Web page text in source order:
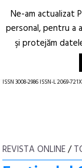
Arhitectură.
Oraș.
ISSN 3008-2986 ISSN-L 2069-721X
REVISTA ONLINE/
Ne-am actualizat
personal, pentru a
şi protejăm